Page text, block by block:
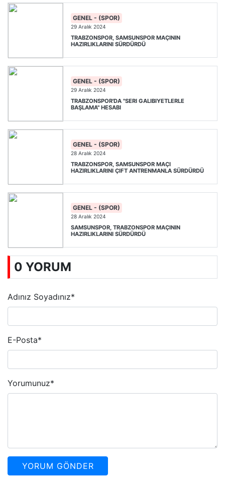
GENEL - (SPOR)
29 Aralık 2024
TRABZONSPOR, SAMSUNSPOR MAÇININ
HAZIRLIKLARINI SÜRDÜRDÜ
GENEL - (SPOR)
29 Aralık 2024
TRABZONSPOR'DA "SERI GALIBIYETLERLE
BAŞLAMA" HESABI
GENEL - (SPOR)
28 Aralık 2024
TRABZONSPOR, SAMSUNSPOR MAÇI
HAZIRLIKLARINI ÇIFT ANTRENMANLA SÜRDÜRDÜ
GENEL - (SPOR)
28 Aralık 2024
SAMSUNSPOR, TRABZONSPOR MAÇININ
HAZIRLIKLARINI SÜRDÜRDÜ
0 YORUM
Adınız Soyadınız*
E-Posta*
Yorumunuz*